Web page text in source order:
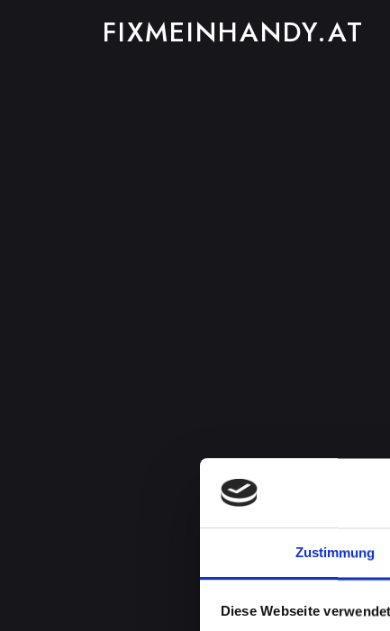
Zustimmung
Diese Webseite
FIXMEINHANDY.AT